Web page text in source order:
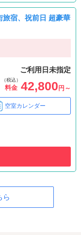
旅宿、祝前日 超豪華
ご利用日未指定
（税込）
料金 42,800 円～
空室カレンダー
ら